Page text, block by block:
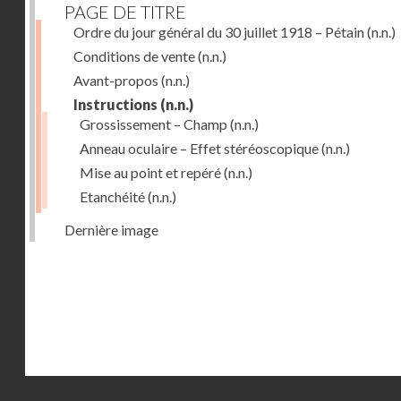
PAGE DE TITRE
Ordre du jour général du 30 juillet 1918 – Pétain(n.n.)
Conditions de vente(n.n.)
Avant-propos (n.n.)
Instructions (n.n.)
Grossissement – Champ (n.n.)
Anneau oculaire – Effet stéréoscopique(n.n.)
Mise au point et repéré(n.n.)
Etanchéité(n.n.)
Dernière image